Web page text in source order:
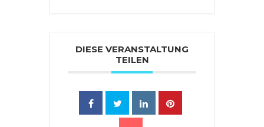
DIESE VERANSTALTUNG
TEILEN